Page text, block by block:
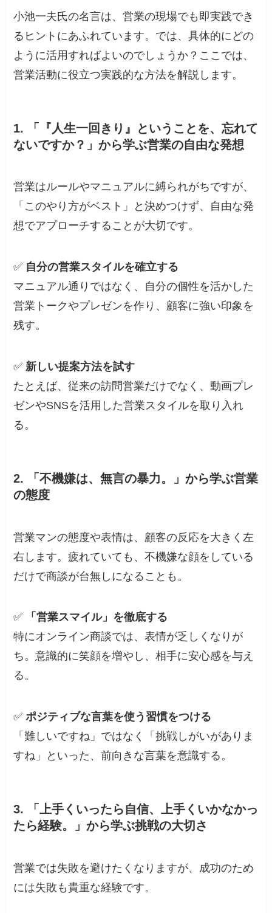
小池一夫氏の名言は、営業の現場でも即実践でき
るヒントにあふれています。では、具体的にどの
ように活用すればよいのでしょうか？ここでは、
営業活動に役立つ実践的な方法を解説します。
1.
「『人生一回きり』ということを、忘れて
ないですか？」から学ぶ営業の自由な発想
営業はルールやマニュアルに縛られがちですが、
「このやり方がベスト」と決めつけず、自由な発
想でアプローチすることが大切です。
✅ 自分の営業スタイルを確立する
マニュアル通りではなく、自分の個性を活かした
営業トークやプレゼンを作り、顧客に強い印象を
残す。
✅新しい提案方法を試す
たとえば、従来の訪問営業だけでなく、動画プレ
ゼンやSNSを活用した営業スタイルを取り入れ
る。
2.
「不機嫌は、無言の暴力。」から学ぶ営業
の態度
営業マンの態度や表情は、顧客の反応を大きく左
右します。疲れていても、不機嫌な顔をしている
だけで商談が台無しになることも。
✅
「営業スマイル」を徹底する
特にオンライン商談では、表情が乏しくなりが
ち。意識的に笑顔を増やし、相手に安心感を与え
る。
✅ポジティブな言葉を使う習慣をつける
「難しいですね」ではなく「挑戦しがいがありま
すね」といった、前向きな言葉を意識する。
3.
「上手くいったら自信、上手くいかなかっ
たら経験。」から学ぶ挑戦の大切さ
営業では失敗を避けたくなりますが、成功のため
には失敗も貴重な経験です。